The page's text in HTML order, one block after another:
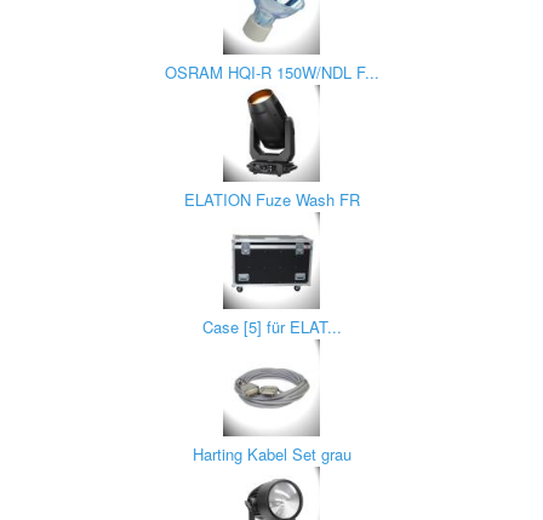
OSRAM HQI-R 150W/NDL F...
ELATION Fuze Wash FR
Case [5] für ELAT...
Harting Kabel Set grau